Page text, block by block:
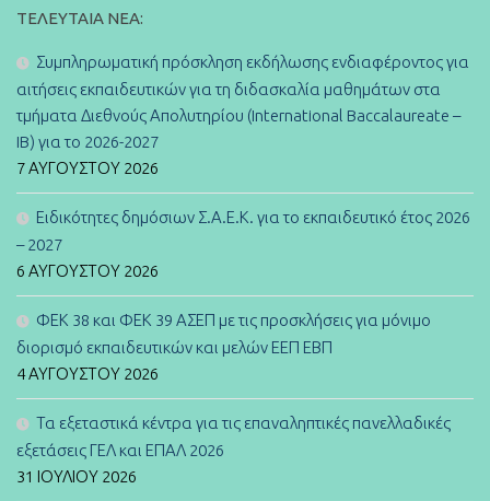
ΤΕΛΕΥΤΑΊΑ ΝΈΑ:
Συμπληρωματική πρόσκληση εκδήλωσης ενδιαφέροντος για
αιτήσεις εκπαιδευτικών για τη διδασκαλία μαθημάτων στα
τμήματα Διεθνούς Απολυτηρίου (International Baccalaureate –
IB) για το 2026-2027
7 ΑΥΓΟΎΣΤΟΥ 2026
Ειδικότητες δημόσιων Σ.Α.Ε.Κ. για το εκπαιδευτικό έτος 2026
– 2027
6 ΑΥΓΟΎΣΤΟΥ 2026
ΦΕΚ 38 και ΦΕΚ 39 ΑΣΕΠ με τις προσκλήσεις για μόνιμο
διορισμό εκπαιδευτικών και μελών ΕΕΠ ΕΒΠ
4 ΑΥΓΟΎΣΤΟΥ 2026
Τα εξεταστικά κέντρα για τις επαναληπτικές πανελλαδικές
εξετάσεις ΓΕΛ και ΕΠΑΛ 2026
31 ΙΟΥΛΊΟΥ 2026